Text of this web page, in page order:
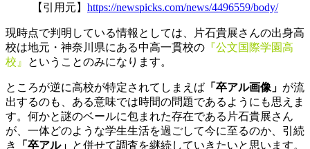
【引用元】 https://newspicks.com/news/4496559/body/
現時点で判明している情報としては、片石貴展さんの出身高
校は地元・神奈川県にある中高一貫校の 『公文国際学園高
校』
ということのみになります。
ところが逆に高校が特定されてしまえば 「卒アル画像」 が流
出するのも、ある意味では時間の問題であるようにも思えま
す。何かと謎のベールに包まれた存在である片石貴展さん
が、一体どのような学生生活を過ごして今に至るのか、引続
き
「卒アル」 と併せて調査を継続していきたいと思います。